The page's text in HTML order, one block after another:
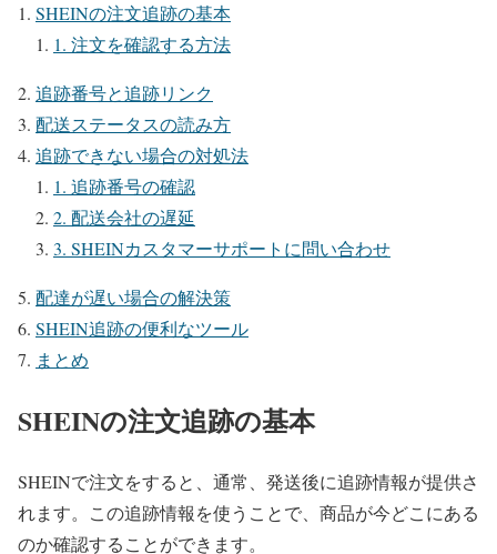
SHEINの注文追跡の基本
1. 注文を確認する方法
追跡番号と追跡リンク
配送ステータスの読み方
追跡できない場合の対処法
1. 追跡番号の確認
2. 配送会社の遅延
3. SHEINカスタマーサポートに問い合わせ
配達が遅い場合の解決策
SHEIN追跡の便利なツール
まとめ
SHEINの注文追跡の基本
SHEINで注文をすると、通常、発送後に追跡情報が提供さ
れます。この追跡情報を使うことで、商品が今どこにある
のか確認することができます。